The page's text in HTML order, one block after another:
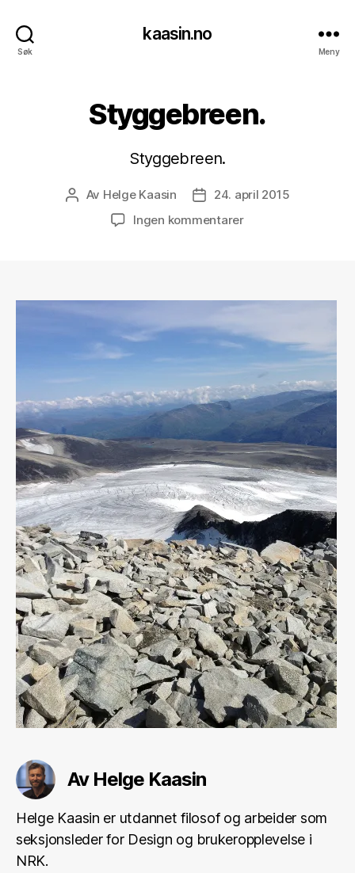
Søk
kaasin.no
Meny
Styggebreen.
Styggebreen.
Innleggsforfatter
Av Helge Kaasin Publiseringsdato
24. april 2015
Ingen kommentarertil
Av Helge Kaasin
Helge Kaasin er utdannet filosof og arbeider som
seksjonsleder for Design og brukeropplevelse i
NRK.